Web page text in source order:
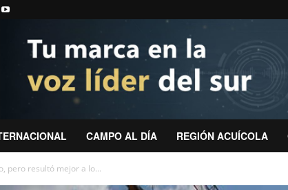
CAMPO AL DÍA REGIÓN ACUÍCOLA
pero resultó mejor a lo...